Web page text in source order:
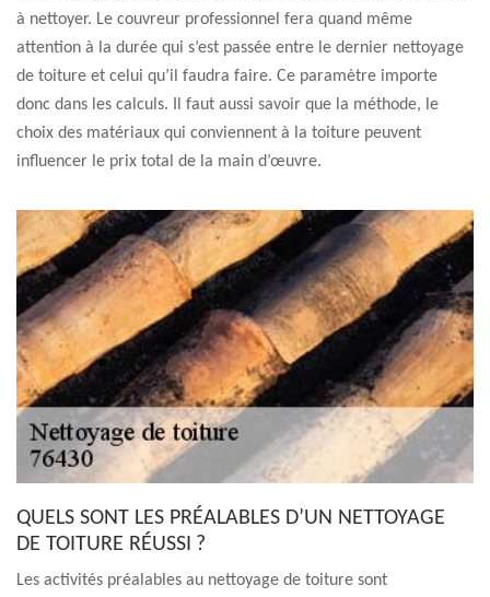
à nettoyer. Le couvreur professionnel fera quand même
attention à la durée qui s’est passée entre le dernier nettoyage
de toiture et celui qu’il faudra faire. Ce paramètre importe
donc dans les calculs. Il faut aussi savoir que la méthode, le
choix des matériaux qui conviennent à la toiture peuvent
influencer le prix total de la main d’œuvre.
QUELS SONT LES PRÉALABLES D’UN NETTOYAGE
DE TOITURE RÉUSSI ?
Les activités préalables au nettoyage de toiture sont